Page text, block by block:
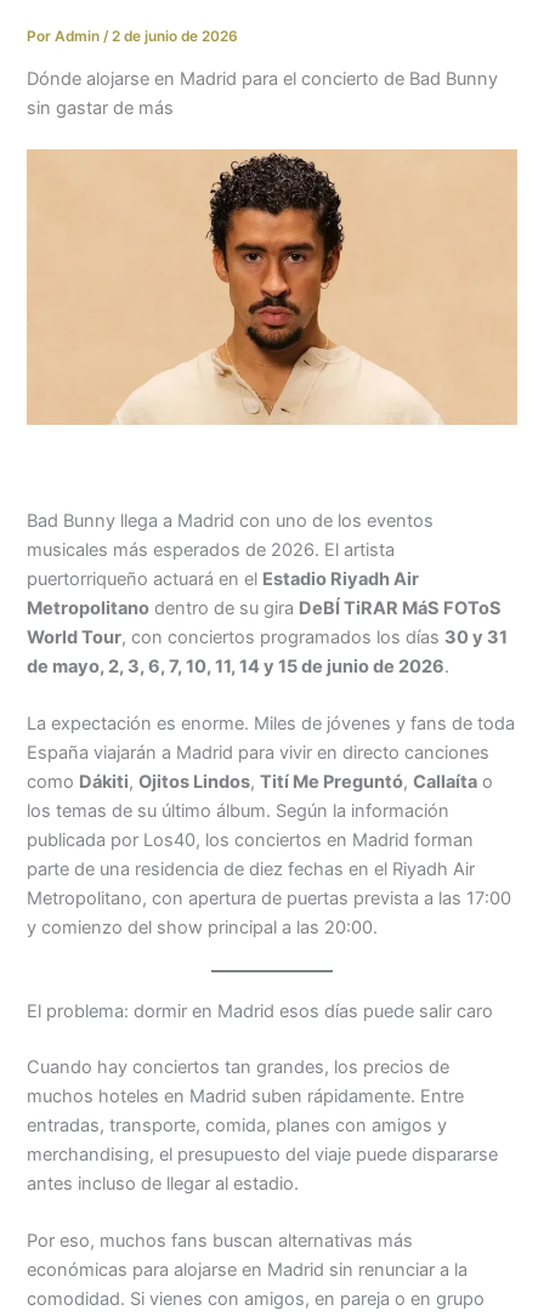
contenido
PorAdmin/2 de junio de 2026
Dónde alojarse en Madrid para el concierto de Bad Bunny
sin gastar de más
Bad Bunny llega a Madrid con uno de los eventos
musicales más esperados de 2026. El artista
puertorriqueño actuará en el Estadio Riyadh Air
Metropolitano dentro de su gira DeBÍ TiRAR MáS FOToS
World Tour, con conciertos programados los días 30 y 31
de mayo, 2, 3, 6, 7, 10, 11, 14 y 15 de junio de 2026.
La expectación es enorme. Miles de jóvenes y fans de toda
España viajarán a Madrid para vivir en directo canciones
como Dákiti,Ojitos Lindos,Tití Me Preguntó,Callaíta o
los temas de su último álbum. Según la información
publicada por Los40, los conciertos en Madrid forman
parte de una residencia de diez fechas en el Riyadh Air
Metropolitano, con apertura de puertas prevista a las 17:00
y comienzo del show principal a las 20:00.
El problema: dormir en Madrid esos días puede salir caro
Cuando hay conciertos tan grandes, los precios de
muchos hoteles en Madrid suben rápidamente. Entre
entradas, transporte, comida, planes con amigos y
merchandising, el presupuesto del viaje puede dispararse
antes incluso de llegar al estadio.
Por eso, muchos fans buscan alternativas más
económicas para alojarse en Madrid sin renunciar a la
comodidad. Si vienes con amigos, en pareja o en grupo